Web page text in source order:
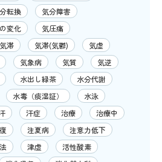
転換
気分障害
変化
気圧痛
気滞 気滞(気鬱)
気虚
気象病 気質
気逆
水出し緑茶
水分代謝
水毒（痰湿証）
水泳
汗症 治療
治療中
注夏病
注意力低下
津虚
活性酸素